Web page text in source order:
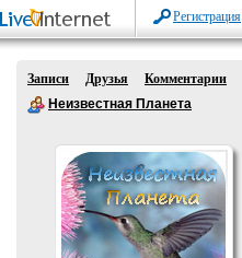
Регистрация
Записи Друзья
Комментарии
Неизвестная Планета